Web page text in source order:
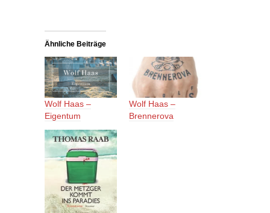
Ähnliche Beiträge
Wolf Haas –
Eigentum
Wolf Haas –
Brennerova